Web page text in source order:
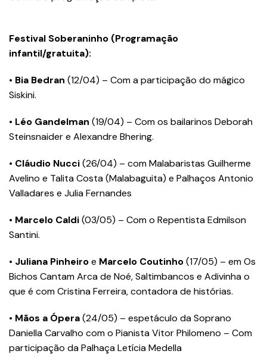
Festival Soberaninho (Programação
infantil/gratuita):
• Bia Bedran (12/04) – Com a participação do mágico
Siskini.
• Léo Gandelman (19/04) – Com os bailarinos Deborah
Steinsnaider e Alexandre Bhering.
• Cláudio Nucci(26/04) – com Malabaristas Guilherme
Avelino e Talita Costa (Malabaguita) e Palhaços Antonio
Valladares e Julia Fernandes
• Marcelo Caldi(03/05) – Com o Repentista Edmilson
Santini.
• Juliana Pinheiroe Marcelo Coutinho(17/05) – em Os
Bichos Cantam Arca de Noé, Saltimbancos e Adivinha o
que é com Cristina Ferreira, contadora de histórias.
• Mãos a Ópera(24/05) – espetáculo da Soprano
Daniella Carvalho com o Pianista Vitor Philomeno – Com
participação da Palhaça Letícia Medella